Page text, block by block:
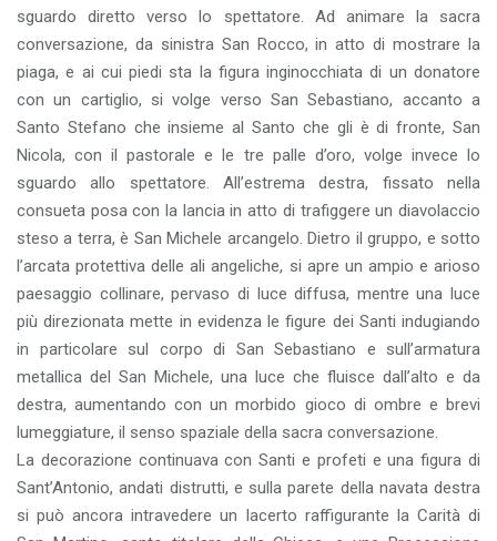
sguardo diretto verso lo spettatore. Ad animare la sacra
conversazione, da sinistra San Rocco, in atto di mostrare la
piaga, e ai cui piedi sta la figura inginocchiata di un donatore
con un cartiglio, si volge verso San Sebastiano, accanto a
Santo Stefano che insieme al Santo che gli è di fronte, San
Nicola, con il pastorale e le tre palle d’oro, volge invece lo
sguardo allo spettatore. All’estrema destra, fissato nella
consueta posa con la lancia in atto di trafiggere un diavolaccio
steso a terra, è San Michele arcangelo. Dietro il gruppo, e sotto
l’arcata protettiva delle ali angeliche, si apre un ampio e arioso
paesaggio collinare, pervaso di luce diffusa, mentre una luce
più direzionata mette in evidenza le figure dei Santi indugiando
in particolare sul corpo di San Sebastiano e sull’armatura
metallica del San Michele, una luce che fluisce dall’alto e da
destra, aumentando con un morbido gioco di ombre e brevi
lumeggiature, il senso spaziale della sacra conversazione.
La decorazione continuava con Santi e profeti e una figura di
Sant’Antonio, andati distrutti, e sulla parete della navata destra
si può ancora intravedere un lacerto raffigurante la Carità di